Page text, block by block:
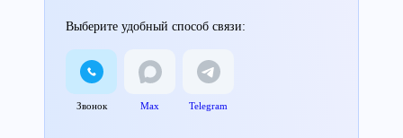
Выберите удобный способ связи:
Звонок Max Telegram